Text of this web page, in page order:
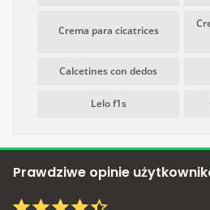
Crema para cicatrices
Calcetines con dedos
Lelo f1s
Prawdziwe opinie